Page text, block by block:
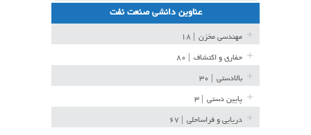
عناوین دانشی صنعت نفت
مهندسی مخزن
حفاری و اکتشاف
بالادستی
پایین دستی
دریایی و فراساحلی